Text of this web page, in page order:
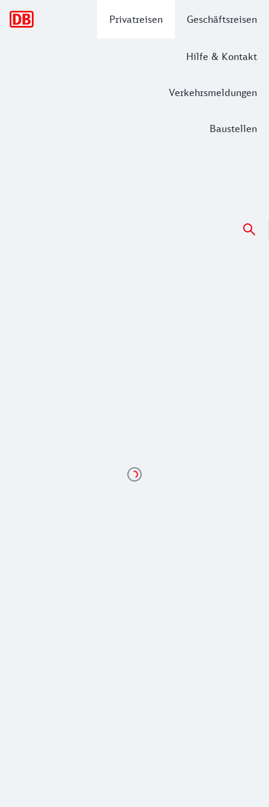
Privatreisen Geschäftsreisen
Hilfe & Kontakt
Verkehrsmeldungen
Baustellen